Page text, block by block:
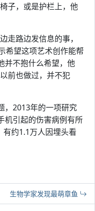
子，或是护栏上，他
路边发信息的事，
希望这项艺术创作能帮
并不抱什么希望，他
前也做过，并不犯
，2013年的一项研究
机引起的伤害病例有所
约1.1万人因埋头看
生物学家发现最萌章鱼